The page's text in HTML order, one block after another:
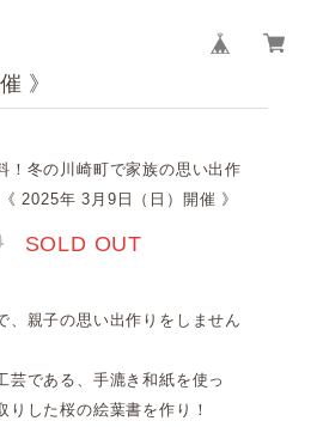
》
！冬の川崎町で家族の思い出作
2025年 3月9日（日）開催 》
SOLD OUT
、親子の思い出作りをしません
芸である、手漉き和紙を使っ
りした桜の絵葉書を作り！